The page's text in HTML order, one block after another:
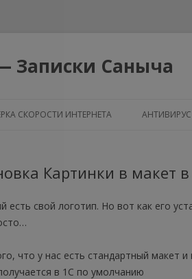
Записки Саныча
СКОРОСТИ ИНТЕРНЕТА АНТИВИРУС
Картинки в макет
есть свой логотип. Но вот как его
что у нас есть стандартный макет
в 1С по умолчанию